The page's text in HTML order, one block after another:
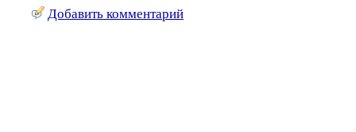
Добавить комментарий